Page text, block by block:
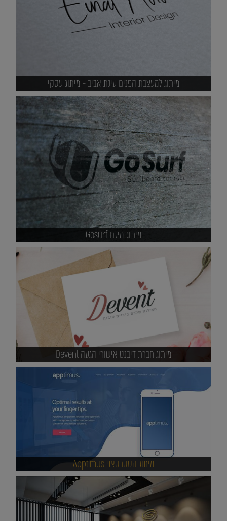
מיתוג למעצבת הפנים עינת אביב - מיתוג עסקי
מיתוג מיזם Gosurf
מיתוג חברת דיבנט אישורי הגעה Devent
מיתוג הסטרטאפ Apptimus